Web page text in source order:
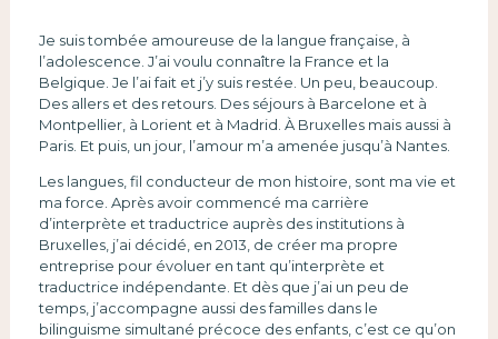
Je suis tombée amoureuse de la langue française, à
l’adolescence. J’ai voulu connaître la France et la
Belgique. Je l’ai fait et j’y suis restée. Un peu, beaucoup.
Des allers et des retours. Des séjours à Barcelone et à
Montpellier, à Lorient et à Madrid. À Bruxelles mais aussi à
Paris. Et puis, un jour, l’amour m’a amenée jusqu’à Nantes.
Les langues, fil conducteur de mon histoire, sont ma vie et
ma force. Après avoir commencé ma carrière
d’interprète et traductrice auprès des institutions à
Bruxelles, j’ai décidé, en 2013, de créer ma propre
entreprise pour évoluer en tant qu’interprète et
traductrice indépendante. Et dès que j’ai un peu de
temps, j’accompagne aussi des familles dans le
bilinguisme simultané précoce des enfants, c’est ce qu’on